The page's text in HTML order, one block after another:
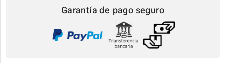
Garantía de pago seguro